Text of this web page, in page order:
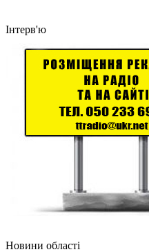
Інтерв'ю
Новини області